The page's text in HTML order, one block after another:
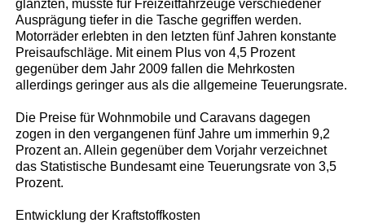
glänzten, musste für Freizeitfahrzeuge verschiedener
Ausprägung tiefer in die Tasche gegriffen werden.
Motorräder erlebten in den letzten fünf Jahren konstante
Preisaufschläge. Mit einem Plus von 4,5 Prozent
gegenüber dem Jahr 2009 fallen die Mehrkosten
allerdings geringer aus als die allgemeine Teuerungsrate.
Die Preise für Wohnmobile und Caravans dagegen
zogen in den vergangenen fünf Jahre um immerhin 9,2
Prozent an. Allein gegenüber dem Vorjahr verzeichnet
das Statistische Bundesamt eine Teuerungsrate von 3,5
Prozent.
Entwicklung der Kraftstoffkosten